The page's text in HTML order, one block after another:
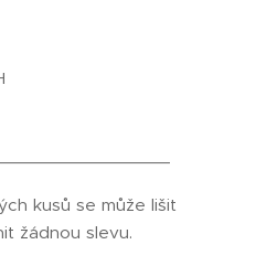
kusů se může lišit
žádnou slevu.